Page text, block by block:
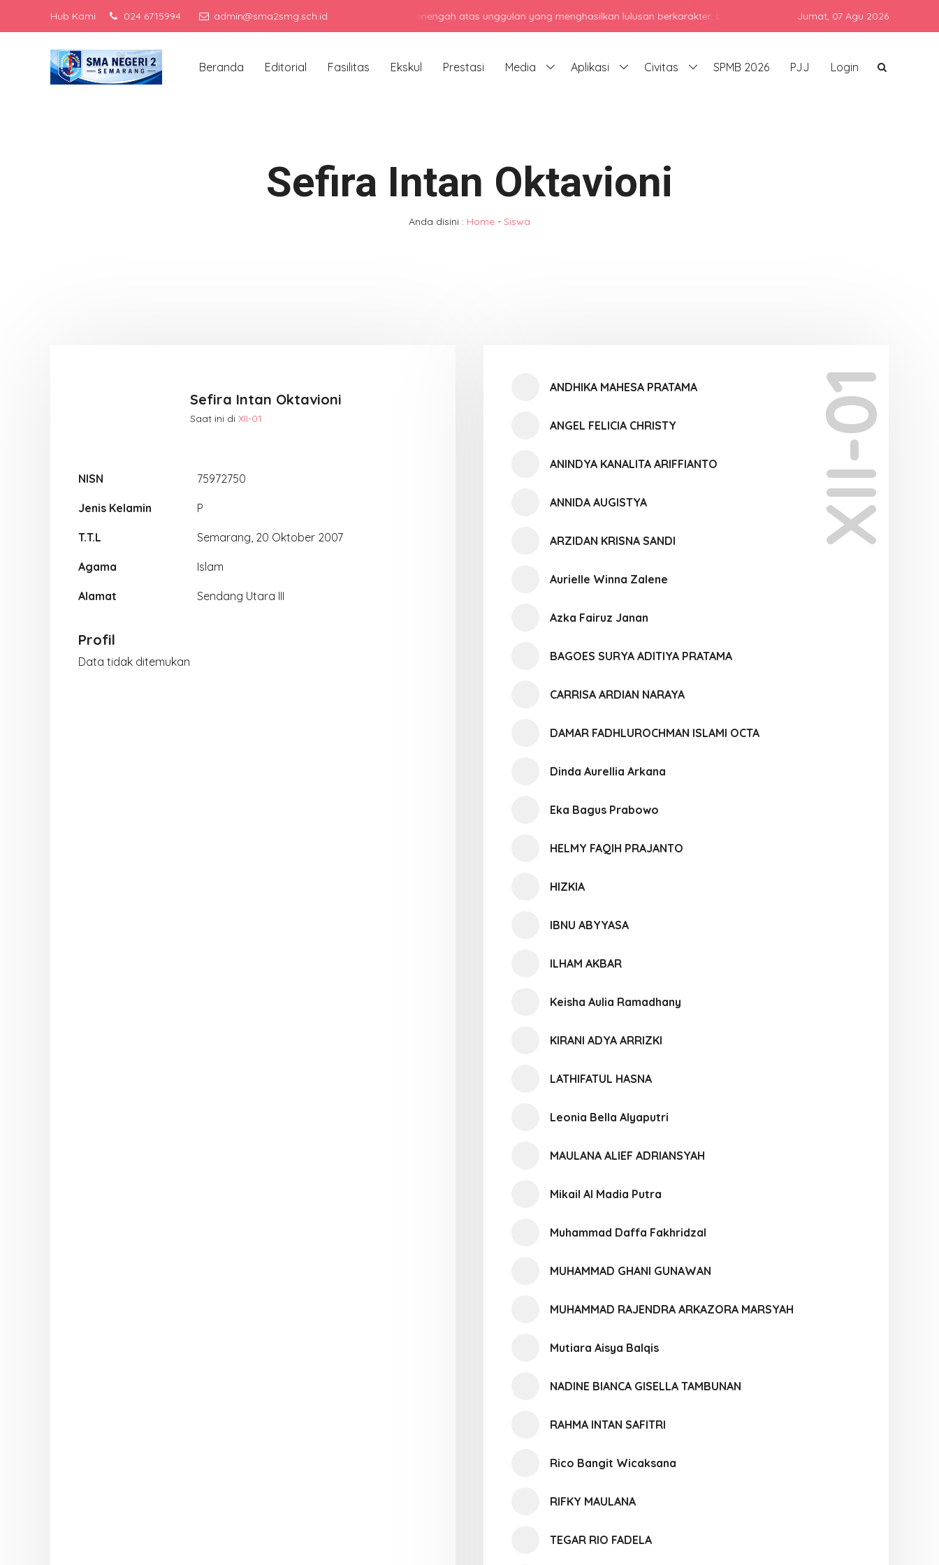
Hub Kami 024 6715994 admin@sma2smg.sch.idMenjadi sekolah menengah atas unggulan yang menghasilkan lulusan berkarakter, berprestasi, dan siap bersaing di era global dengan
Jumat, 07 Agu 2026
Beranda Editorial Fasilitas Ekskul Prestasi Media Aplikasi Civitas SPMB 2026 PJJ Login
Sefira Intan Oktavioni
Anda disini : Home - Siswa
Sefira Intan Oktavioni
Saat ini di XII-01
NISN 75972750
Jenis Kelamin P
T.T.L Semarang, 20 Oktober 2007
Agama Islam
Alamat Sendang Utara III
Profil
Data tidak ditemukan
XII-01
ANDHIKA MAHESA PRATAMA
ANGEL FELICIA CHRISTY
ANINDYA KANALITA ARIFFIANTO
ANNIDA AUGISTYA
ARZIDAN KRISNA SANDI
Aurielle Winna Zalene
Azka Fairuz Janan
BAGOES SURYA ADITIYA PRATAMA
CARRISA ARDIAN NARAYA
DAMAR FADHLUROCHMAN ISLAMI OCTA
Dinda Aurellia Arkana
Eka Bagus Prabowo
HELMY FAQIH PRAJANTO
HIZKIA
IBNU ABYYASA
ILHAM AKBAR
Keisha Aulia Ramadhany
KIRANI ADYA ARRIZKI
LATHIFATUL HASNA
Leonia Bella Alyaputri
MAULANA ALIEF ADRIANSYAH
Mikail Al Madia Putra
Muhammad Daffa Fakhridzal
MUHAMMAD GHANI GUNAWAN
MUHAMMAD RAJENDRA ARKAZORA MARSYAH
Mutiara Aisya Balqis
NADINE BIANCA GISELLA TAMBUNAN
RAHMA INTAN SAFITRI
Rico Bangit Wicaksana
RIFKY MAULANA
TEGAR RIO FADELA